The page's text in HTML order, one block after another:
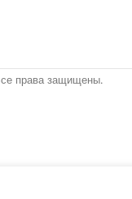
права защищены.